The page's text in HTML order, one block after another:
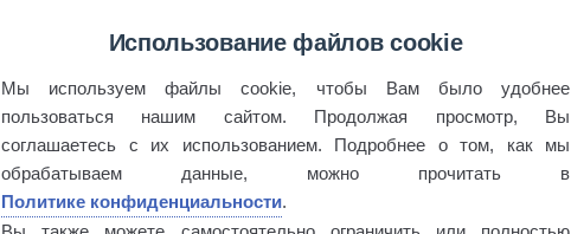
Использование файлов cookie
Мы используем файлы cookie, чтобы Вам было удобнее
пользоваться нашим сайтом. Продолжая просмотр, Вы
соглашаетесь с их использованием. Подробнее о том, как мы
обрабатываем данные, можно прочитать в
Политике конфиденциальности.